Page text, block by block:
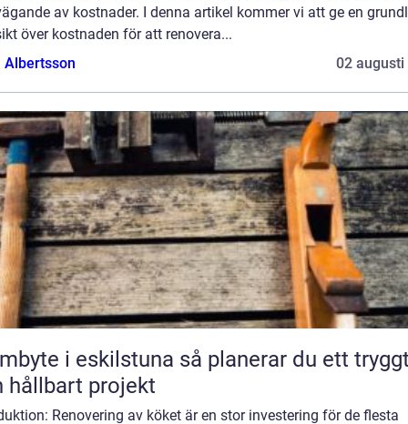
av kostnader. I denna artikel kommer vi att ge en
över kostnaden för att renovera...
Albertsson
02 augusti
i eskilstuna så planerar du ett tryggt
hållbart projekt
Renovering av köket är en stor investering för de flesta